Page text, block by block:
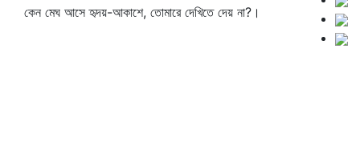
কেন মেঘ আসে হৃদয়-আকাশে, তোমারে দেখিতে দেয় না?।